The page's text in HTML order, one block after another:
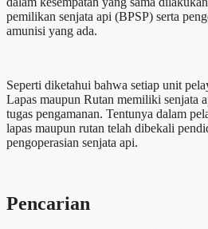
pemilikan senjata api (BPSP) serta
amunisi yang ada.
Seperti diketahui bahwa setiap unit
Lapas maupun Rutan memiliki senjata
tugas pengamanan. Tentunya dalam
lapas maupun rutan telah dibekali
pengoperasian senjata api.
Pencarian